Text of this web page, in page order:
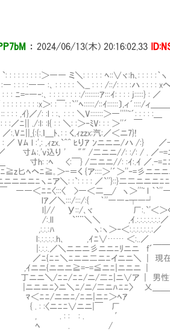
： 2024/06/13(木) 20:16:02.33
ミ＼: : : : : ﾍ::∨ヾ:h､: : : : :｀ヽ
､ : : : : : ＼__ : : : /::/: : : :ハ : : : : xヘ
=-―‐:､ : : : : : : : :/::::::::ｱ:::ｲ: : : : j:::::} :
: : : : : :x＞: :￣: :`''ﾍ::::::/::ｲ::::::〕,ィ´::::/ィ＿＿
: : : ,ｲ}／/: :l : :､ : : : ＼V:::::::＞―''''~´: : : : :
: : : : : : :／ﾆ|| ./:l: :l{ : : ＼: :＞‐ﾐ
／:.Vﾆ||_{:{:.ｌ＿ﾄ､: : く,ｨzzx:汽:／
: , イ: : ／ Vﾑ l :',: ,ｨzx.`^^ ﾋりｱ ﾝ
／ 寸ﾑ:.'v込り ' "" /二ニニ//: :/: / . ／
≧／＿ 寸h: :ﾍ <:￣} /二ニニ//:
ﾆ≧z匕ﾍヘﾆ≧｡＞-＝く {ア::::＞'´＞
ニニニﾆヽﾆア＼: :`: : : : ／`''}::}二二ニニニﾆ
――＜ﾆﾆ〈:::〈 >―＜二＿/ ヽ＞''~ l ｀
＼:::/:::/:{ ｀''――‐┬―┘ ／-=ﾆ
ヾ 厂:.`'＜＞く-=ﾆニニ
.:.:.:.:.:.:.:／`'＜:.:.:.:￣
‐＜:.:.:.:.:.:.:／ `''＜
ｲﾆ∨…… ＜:..／ ｀`
ニニﾆﾘニニ f´￣￣￣￣￣￣￣
ニﾆイニニ＼ | 現在のサラ
ニニ≧=-=≦
/二ﾆ|ニ∨ア | 男性でだいたい
/二ニﾊﾆﾆ〉 乂＿＿＿＿＿＿
ﾆ/ﾆニ|ニﾆ＞ﾍｱ
ﾆ∨ニニ|￣ 厂
. ′
/